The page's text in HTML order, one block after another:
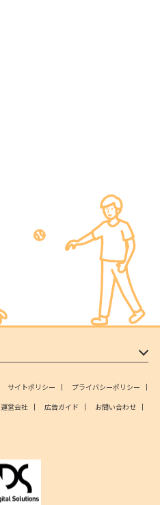
サイトポリシー
プライバシーポリシー
運営会社 広告ガイド
お問い合わせ